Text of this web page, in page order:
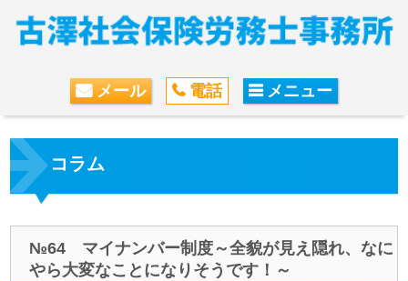
メール 電話 メニュー
コラム
№64 マイナンバー制度～全貌が見え隠れ、なに
やら大変なことになりそうです！～